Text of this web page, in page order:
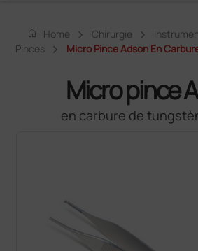
home Home Chirurgie
Pinces
Micro Pince Adson En
Micro pince
en carbure de